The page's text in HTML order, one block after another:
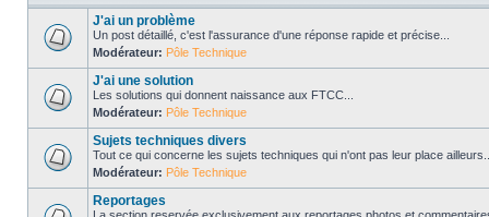
J'ai un problème
Un post détaillé, c'est l'assurance d'une réponse rapide et précise...
Modérateur: Pôle Technique
J'ai une solution
Les solutions qui donnent naissance aux FTCC...
Modérateur: Pôle Technique
Sujets techniques divers
Tout ce qui concerne les sujets techniques qui n'ont pas leur place
Modérateur: Pôle Technique
Reportages